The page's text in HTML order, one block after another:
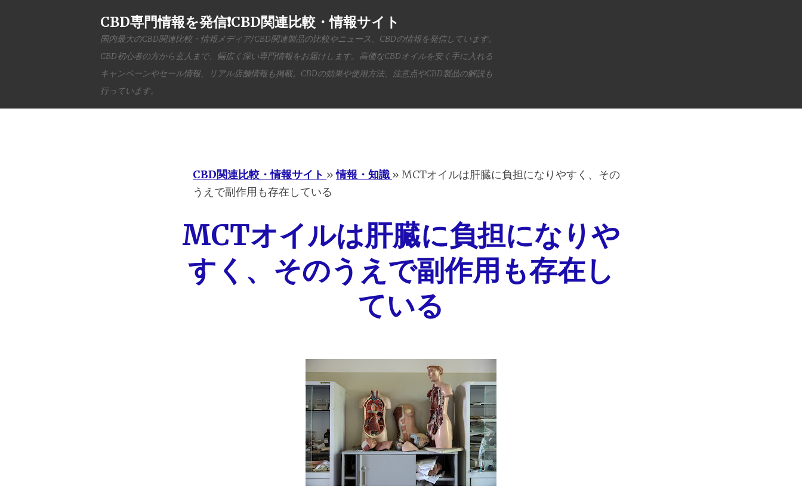
CBD専門情報を発信❗️CBD関連比較・情報サイト
国内最大のCBD関連比較・情報メディア/CBD関連製品の比較やニュース、CBDの情報を発信しています。
CBD初心者の方から玄人まで、幅広く深い専門情報をお届けします。高価なCBDオイルを安く手に入れる
キャンペーンやセール情報、リアル店舗情報も掲載。CBDの効果や使用方法、注意点やCBD製品の解説も
行っています。
CBD関連比較・情報サイト »情報・知識 » MCTオイルは肝臓に負担になりやすく、その
うえで副作用も存在している
MCTオイルは肝臓に負担になりや
すく、そのうえで副作用も存在し
ている